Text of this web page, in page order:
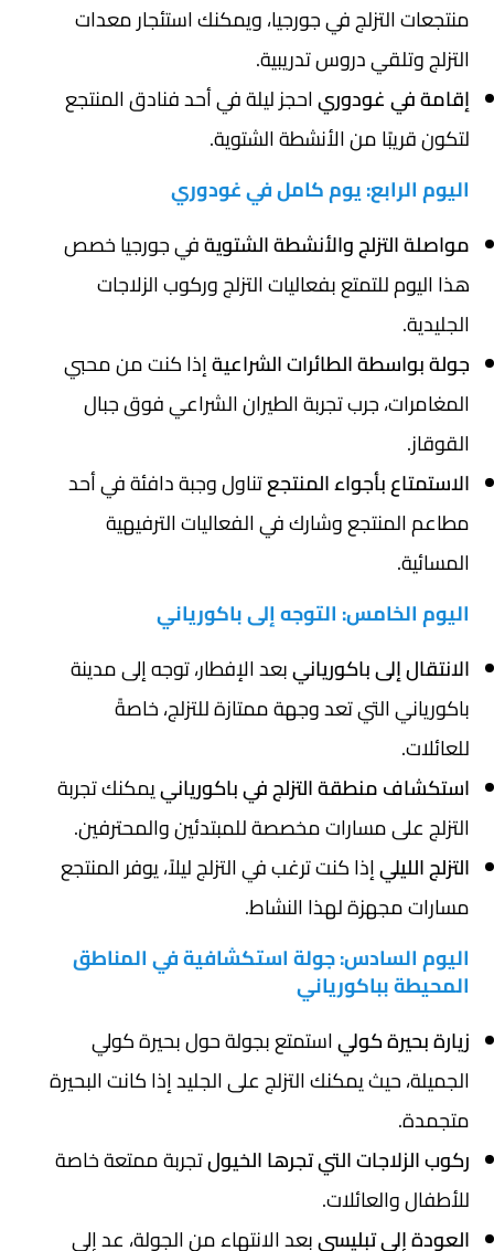
منتجعات التزلج في جورجيا، ويمكنك استئجار معدات
التزلج وتلقي دروس تدريبية.
إقامة في غودورياحجز ليلة في أحد فنادق المنتجع
لتكون قريبًا من الأنشطة الشتوية.
اليوم الرابع: يوم كامل في غودوري
مواصلة التزلج والأنشطة الشتويةفي جورجيا خصص
هذا اليوم للتمتع بفعاليات التزلج وركوب الزلاجات
الجليدية.
جولة بواسطة الطائرات الشراعيةإذا كنت من محبي
المغامرات، جرب تجربة الطيران الشراعي فوق جبال
القوقاز.
الاستمتاع بأجواء المنتجعتناول وجبة دافئة في أحد
مطاعم المنتجع وشارك في الفعاليات الترفيهية
المسائية.
اليوم الخامس: التوجه إلى باكورياني
الانتقال إلى باكوريانيبعد الإفطار، توجه إلى مدينة
باكورياني التي تعد وجهة ممتازة للتزلج، خاصةً
للعائلات.
استكشاف منطقة التزلج في باكوريانييمكنك تجربة
التزلج على مسارات مخصصة للمبتدئين والمحترفين.
التزلج الليليإذا كنت ترغب في التزلج ليلاً، يوفر المنتجع
مسارات مجهزة لهذا النشاط.
اليوم السادس: جولة استكشافية في المناطق
المحيطة بباكورياني
زيارة بحيرة كولياستمتع بجولة حول بحيرة كولي
الجميلة، حيث يمكنك التزلج على الجليد إذا كانت البحيرة
متجمدة.
ركوب الزلاجات التي تجرها الخيولتجربة ممتعة خاصة
للأطفال والعائلات.
العودة إلى تبليسيبعد الانتهاء من الجولة، عد إلى